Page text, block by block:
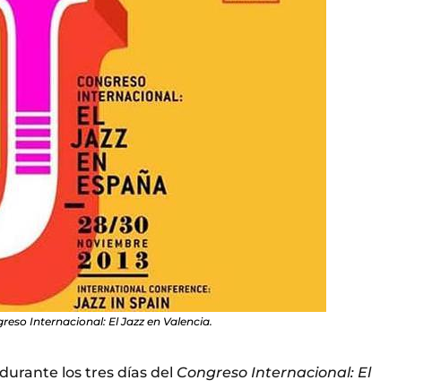
Internacional: El Jazz en Valencia.
los tres días del Congreso Internacional: El